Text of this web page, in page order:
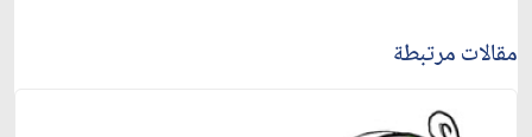
مقالات مرتبطة